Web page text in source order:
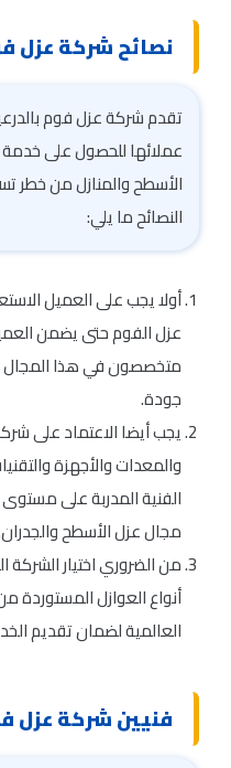
نصائح شركة عزل
تقدم شركة عزل فوم
عملائها للحصول على
الأسطح والمنازل من خطر
النصائح ما يلي:
أولا يجب على العميل
عزل الفوم حتى يضمن
متخصصون في هذا
جودة.
يجب أيضا الاعتماد على
والمعدات والأجهزة
الفنية المدربة على
مجال عزل الأسطح
من الضروري اختيار
أنواع العوازل المستوردة
العالمية لضمان تقديم
فنيين شركة عزل